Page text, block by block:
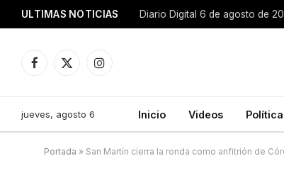
ULTIMAS NOTICIAS Diario Digital 6 de agosto de
Facebook
X
Instagram
jueves, agosto 6 Inicio Videos Política
Portada » San Martín cierra la ronda como anfitrión de